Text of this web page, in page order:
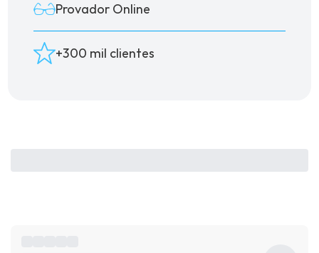
Provador Online
+300 mil clientes